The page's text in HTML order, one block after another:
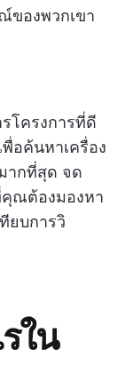
ของพวกเขา
โครงการที่ดี
อค้นหาเครื่อง
ากที่สุด จด
ณต้องมองหา
ยบการวิ
ใน